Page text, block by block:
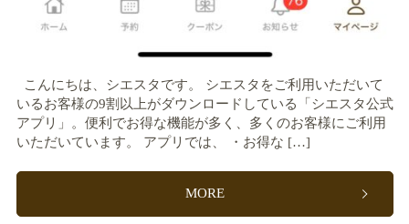
こんにちは、シエスタです。 シエスタをご利用いただいて
いるお客様の9割以上がダウンロードしている「シエスタ公式
アプリ」。便利でお得な機能が多く、多くのお客様にご利用
いただいています。 アプリでは、 ・お得な […]
MORE